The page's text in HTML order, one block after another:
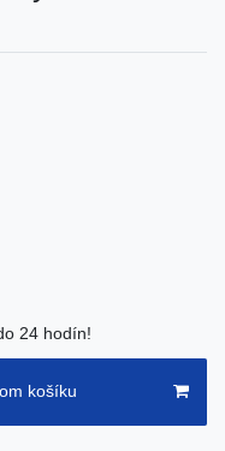
24 hodín!
košíku